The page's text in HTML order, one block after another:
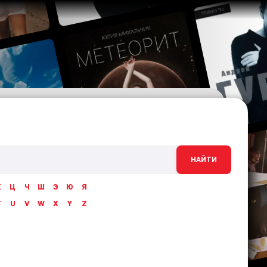
НАЙТИ
Ц Ч Ш Э Ю
Я
U V W X Y Z